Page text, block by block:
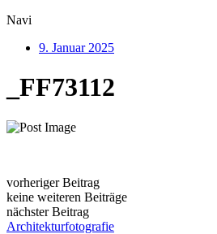
Navi
9. Januar 2025
_FF73112
vorheriger Beitrag
keine weiteren Beiträge
nächster Beitrag
Architekturfotografie